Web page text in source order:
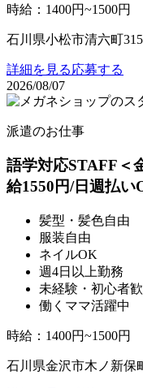
時給 ： 1400円~1500円
石川県小松市清六町
詳細を見る応募する
2026/08/07
派遣のお仕事
語学対応STAFF＜
給1550円/日週払い
髪型・髪色自由
服装自由
ネイルOK
週4日以上勤務
未経験・初心者
働くママ活躍中
時給 ： 1400円~1500円
石川県金沢市木ノ新保